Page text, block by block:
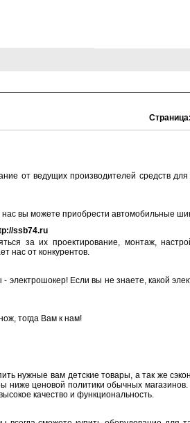
Страница:
от ведущих производителей средств
вы можете приобрести автомобильные
ssb74.ru
за их проектирование, монтаж,
нас от конкурентов.
Если вы не знаете, какой
тогда Вам к нам!
нужные вам детские товары, а так же
ценовой политики обычных
качество и функциональность.